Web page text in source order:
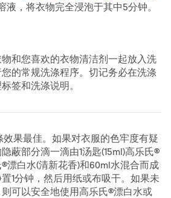
液，将衣物完全浸泡于其中5分钟。
和您喜欢的衣物清洁剂一起放入洗
的常规洗涤程序。切记务必在洗涤
签和洗涤说明。
效果最佳。如果对衣服的色牢度有疑
蔽部分滴一滴由1汤匙(15ml)高乐氏®
漂白水(清新花香)和60ml水混合而成
1分钟，然后用纸或布吸干。如果未
可以安全地使用高乐氏®漂白水或